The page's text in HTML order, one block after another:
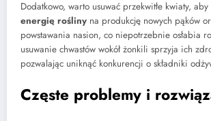
Dodatkowo, warto usuwać przekwitłe kwiaty, aby
energię rośliny na produkcję nowych pąków
powstawania nasion, co niepotrzebnie osłabia
usuwanie chwastów wokół żonkili sprzyja ich
pozwalając uniknąć konkurencji o składniki
Częste problemy i